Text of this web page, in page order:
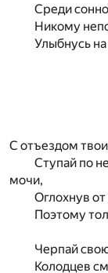
Среди
Никому
Улыбнусь
С отъездом
Ступай по
мочи,
Оглохнув
Поэтому
Черпай
Колодцев